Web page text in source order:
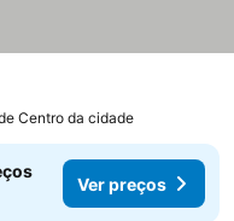
Centro da cidade
Ver preços